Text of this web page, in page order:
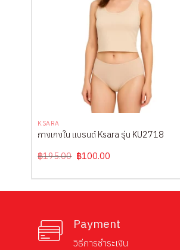
KSARA
กางเกงใน แบรนด์ Ksara รุ่น KU2718
฿195.00 Original
price
฿195.00.
฿100.00Current
฿100.00.
Payment
วิธีการชำระเงิน